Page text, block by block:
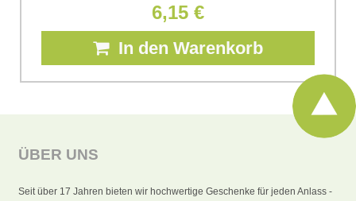
6,15 €
In den Warenkorb
ÜBER UNS
Seit über 17 Jahren bieten wir hochwertige Geschenke für jeden Anlass -